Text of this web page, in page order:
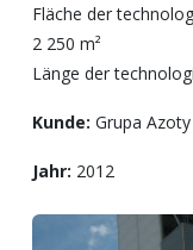
Fläche der
2 250 m²
Länge der
Kunde: Grupa Azoty
Jahr: 2012